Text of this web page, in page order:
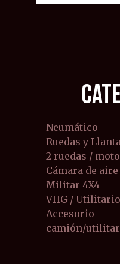
Neumático
Ruedas y
2 ruedas /
Cámara de aire
Militar 4X4
VHG / Utilitario
Accesorio
camión/